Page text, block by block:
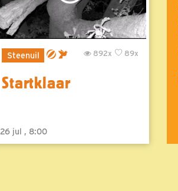
Steenuil 89x
892x
Startklaar
26 jul , 8:00